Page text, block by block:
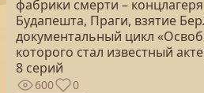
фабрики смерти –
Будапешта, Праги, взятие
документальный цикл
которого стал известный
8 серий
600 0